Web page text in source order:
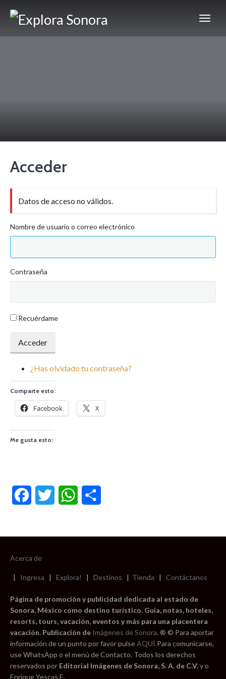
Acceder
Datos de acceso no válidos.
Nombre de usuario o correo electrónico
Contraseña
Recuérdame
Acceder
¿Has olvidado tu contraseña?
Comparte esto:
Facebook X
Me gusta esto:
FacebookTwitter WhatsApp
Acerca de
| Ingresa | Explora! | Destinos | Tienda | Contáctanos
Página de promoción y publicidad dedicada al estado de
Sonora, México como destino turístico. Guia, notas, hoteles,
resorts, tours, vacación, eventos y más para una placentera
vacación. Publicación de Imágenes de Sonora. ® © Para aportar
información de un punto por favor pulseAQUÍ Para comunicarse,
use WhatsApp o el menú de Contacto. Todos los derechos
reservados por Editorial Imágenes de Sonora, S. A. de C.V.y o
Enrique Yescas E.